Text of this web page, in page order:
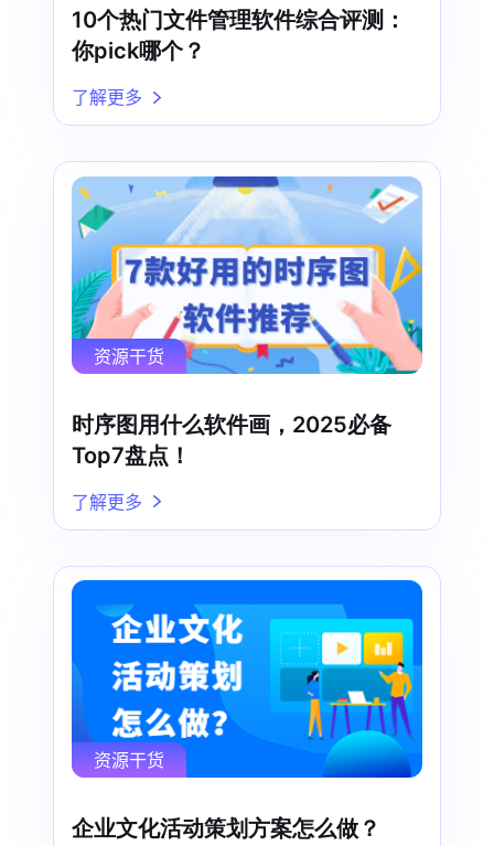
10个热门文件管理软件综合评测：
你pick哪个？
了解更多
资源干货
时序图用什么软件画，2025必备
Top7盘点！
了解更多
资源干货
企业文化活动策划方案怎么做？